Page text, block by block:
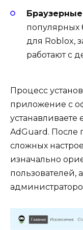
популярных
для Roblox,
работают с
Процесс
приложение с
устанавливаете
AdGuard. После
сложных
изначально
пользователей,